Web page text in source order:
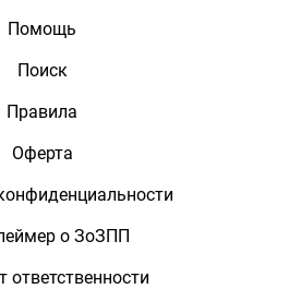
Помощь
Поиск
Правила
Оферта
о ЗоЗПП
ответственности